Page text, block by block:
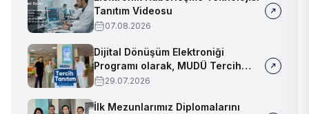
Tanıtım Videosu
07.08.2026
Dijital Dönüşüm Elektroniği
Programı olarak, MUDÜ Tercih
Tanıtım Günleri'nde biz de
29.07.2026
İlk Mezunlarımız Diplomalarını